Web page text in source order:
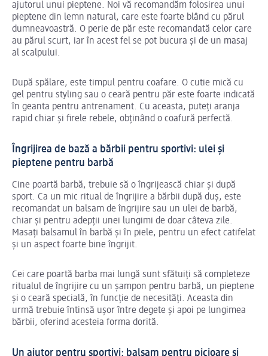
ajutorul unui pieptene. Noi vă recomandăm folosirea unui
pieptene din lemn natural, care este foarte blând cu părul
dumneavoastră. O perie de păr este recomandată celor care
au părul scurt, iar în acest fel se pot bucura și de un masaj
al scalpului.
După spălare, este timpul pentru coafare. O cutie mică cu
gel pentru styling sau o ceară pentru păr este foarte indicată
în geanta pentru antrenament. Cu aceasta, puteți aranja
rapid chiar și firele rebele, obținând o coafură perfectă.
Îngrijirea de bază a bărbii pentru sportivi: ulei și
pieptene pentru barbă
Cine poartă barbă, trebuie să o îngrijească chiar și după
sport. Ca un mic ritual de îngrijire a bărbii după duș, este
recomandat un balsam de îngrijire sau un ulei de barbă,
chiar și pentru adepții unei lungimi de doar câteva zile.
Masați balsamul în barbă și în piele, pentru un efect catifelat
și un aspect foarte bine îngrijit.
Cei care poartă barba mai lungă sunt sfătuiți să completeze
ritualul de îngrijire cu un șampon pentru barbă, un pieptene
și o ceară specială, în funcție de necesități. Aceasta din
urmă trebuie întinsă ușor între degete și apoi pe lungimea
bărbii, oferind acesteia forma dorită.
Un ajutor pentru sportivi: balsam pentru picioare și